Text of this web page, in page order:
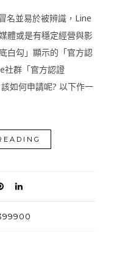
名並易於被辨識，Line
體或是有穩定經營與影
白勾」顯示的「官方認
社群「官方認證
如何申請呢? 以下作一